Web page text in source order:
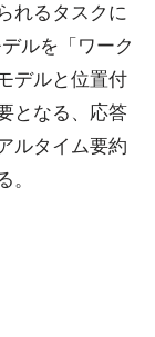
れるタスクに
ルを「ワーク
デルと位置付
となる、応答
ルタイム要約
。